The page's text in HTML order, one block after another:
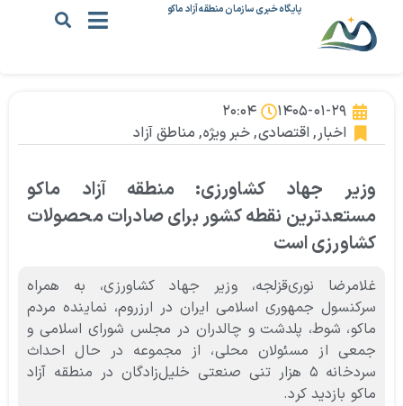
پایگاه خبری سازمان منطقه آزاد ماکو
۱۴۰۵-۰۱-۲۹
۲۰:۰۴
اخبار, اقتصادی,خبر ویژه, مناطق آزاد
وزیر جهاد کشاورزی: منطقه آزاد ماکو
مستعدترین نقطه کشور برای صادرات محصولات
کشاورزی است
غلامرضا نوری‌قزلجه، وزیر جهاد کشاورزی، به همراه
سرکنسول جمهوری اسلامی ایران در ارزروم، نماینده مردم
ماکو، شوط، پلدشت و چالدران در مجلس شورای اسلامی و
جمعی از مسئولان محلی، از مجموعه در حال احداث
سردخانه ۵ هزار تنی صنعتی خلیل‌زادگان در منطقه آزاد
ماکو بازدید کرد.